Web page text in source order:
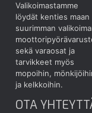
Valikoimastamme
löydät kenties maan
suurimman
sekä varaosat ja
tarvikkeet myös
mopoihin,
ja kelkkoihin.
OTA